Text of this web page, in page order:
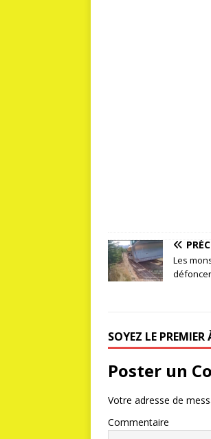
Les
SOYEZ LE
Poster un
Votre adresse de
Commentaire